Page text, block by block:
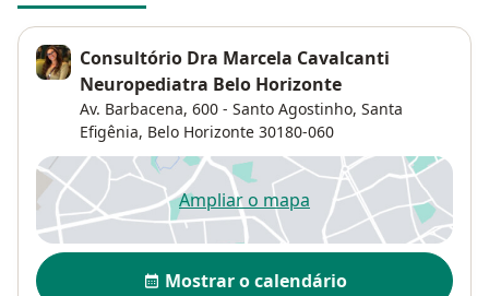
Consultório Dra Marcela Cavalcanti
Neuropediatra Belo Horizonte
Av. Barbacena, 600 - Santo Agostinho, Santa
Efigênia, Belo Horizonte 30180-060
Ampliar o mapaabre num novo separador
Disponibilidade
Mostrar o calendário